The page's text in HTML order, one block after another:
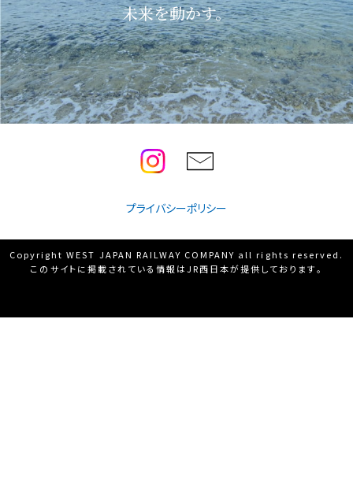
未来を動かす。
プライバシーポリシー
Copyright WEST JAPAN RAILWAY COMPANY all rights reserved.
このサイトに掲載されている情報はJR西日本が提供しております。